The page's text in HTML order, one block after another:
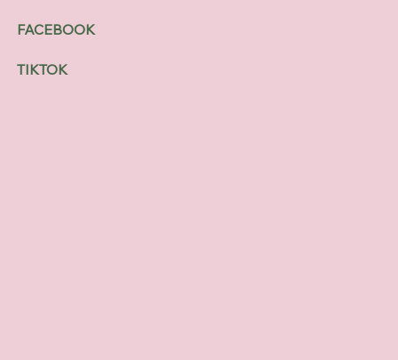
FACEBOOK
TIKTOK